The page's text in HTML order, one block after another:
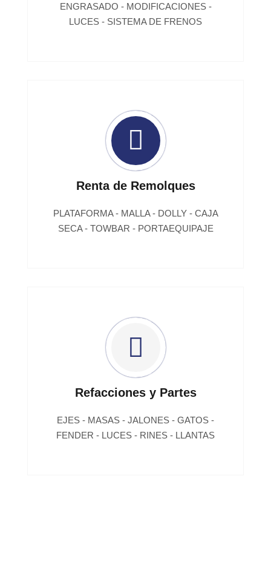
ENGRASADO - MODIFICACIONES -
LUCES - SISTEMA DE FRENOS
Renta de Remolques
PLATAFORMA - MALLA - DOLLY - CAJA
SECA - TOWBAR - PORTAEQUIPAJE
Refacciones y Partes
EJES - MASAS - JALONES - GATOS -
FENDER - LUCES - RINES - LLANTAS